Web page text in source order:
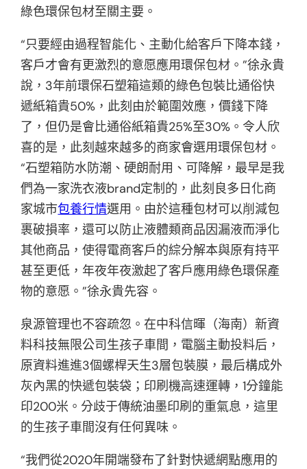
綠色環保包材至關主要。
“只要經由過程智能化、主動化給客戶下降本錢，
客戶才會有更激烈的意愿應用環保包材。”徐永貴
說，3年前環保石塑箱這類的綠色包裝比通俗快
遞紙箱貴50%，此刻由於範圍效應，價錢下降
了，但仍是會比通俗紙箱貴25%至30%。令人欣
喜的是，此刻越來越多的商家會選用環保包材。
“石塑箱防水防潮、硬朗耐用、可降解，最早是我
們為一家洗衣液brand定制的，此刻良多日化商
家城市包養行情選用。由於這種包材可以削減包
裹破損率，還可以防止液體類商品因漏液而淨化
其他商品，使得電商客戶的綜分解本與原有持平
甚至更低，年夜年夜激起了客戶應用綠色環保產
物的意愿。”徐永貴先容。
泉源管理也不容疏忽。在中科信暉（海南）新資
料科技無限公司生孩子車間，電腦主動投料后，
原資料進進3個螺桿天生3層包裝膜，最后構成外
灰內黑的快遞包裝袋；印刷機高速運轉，1分鐘能
印200米。分歧于傳統油墨印刷的重氣息，這里
的生孩子車間沒有任何異味。
“我們從2020年開端發布了針對快遞網點應用的